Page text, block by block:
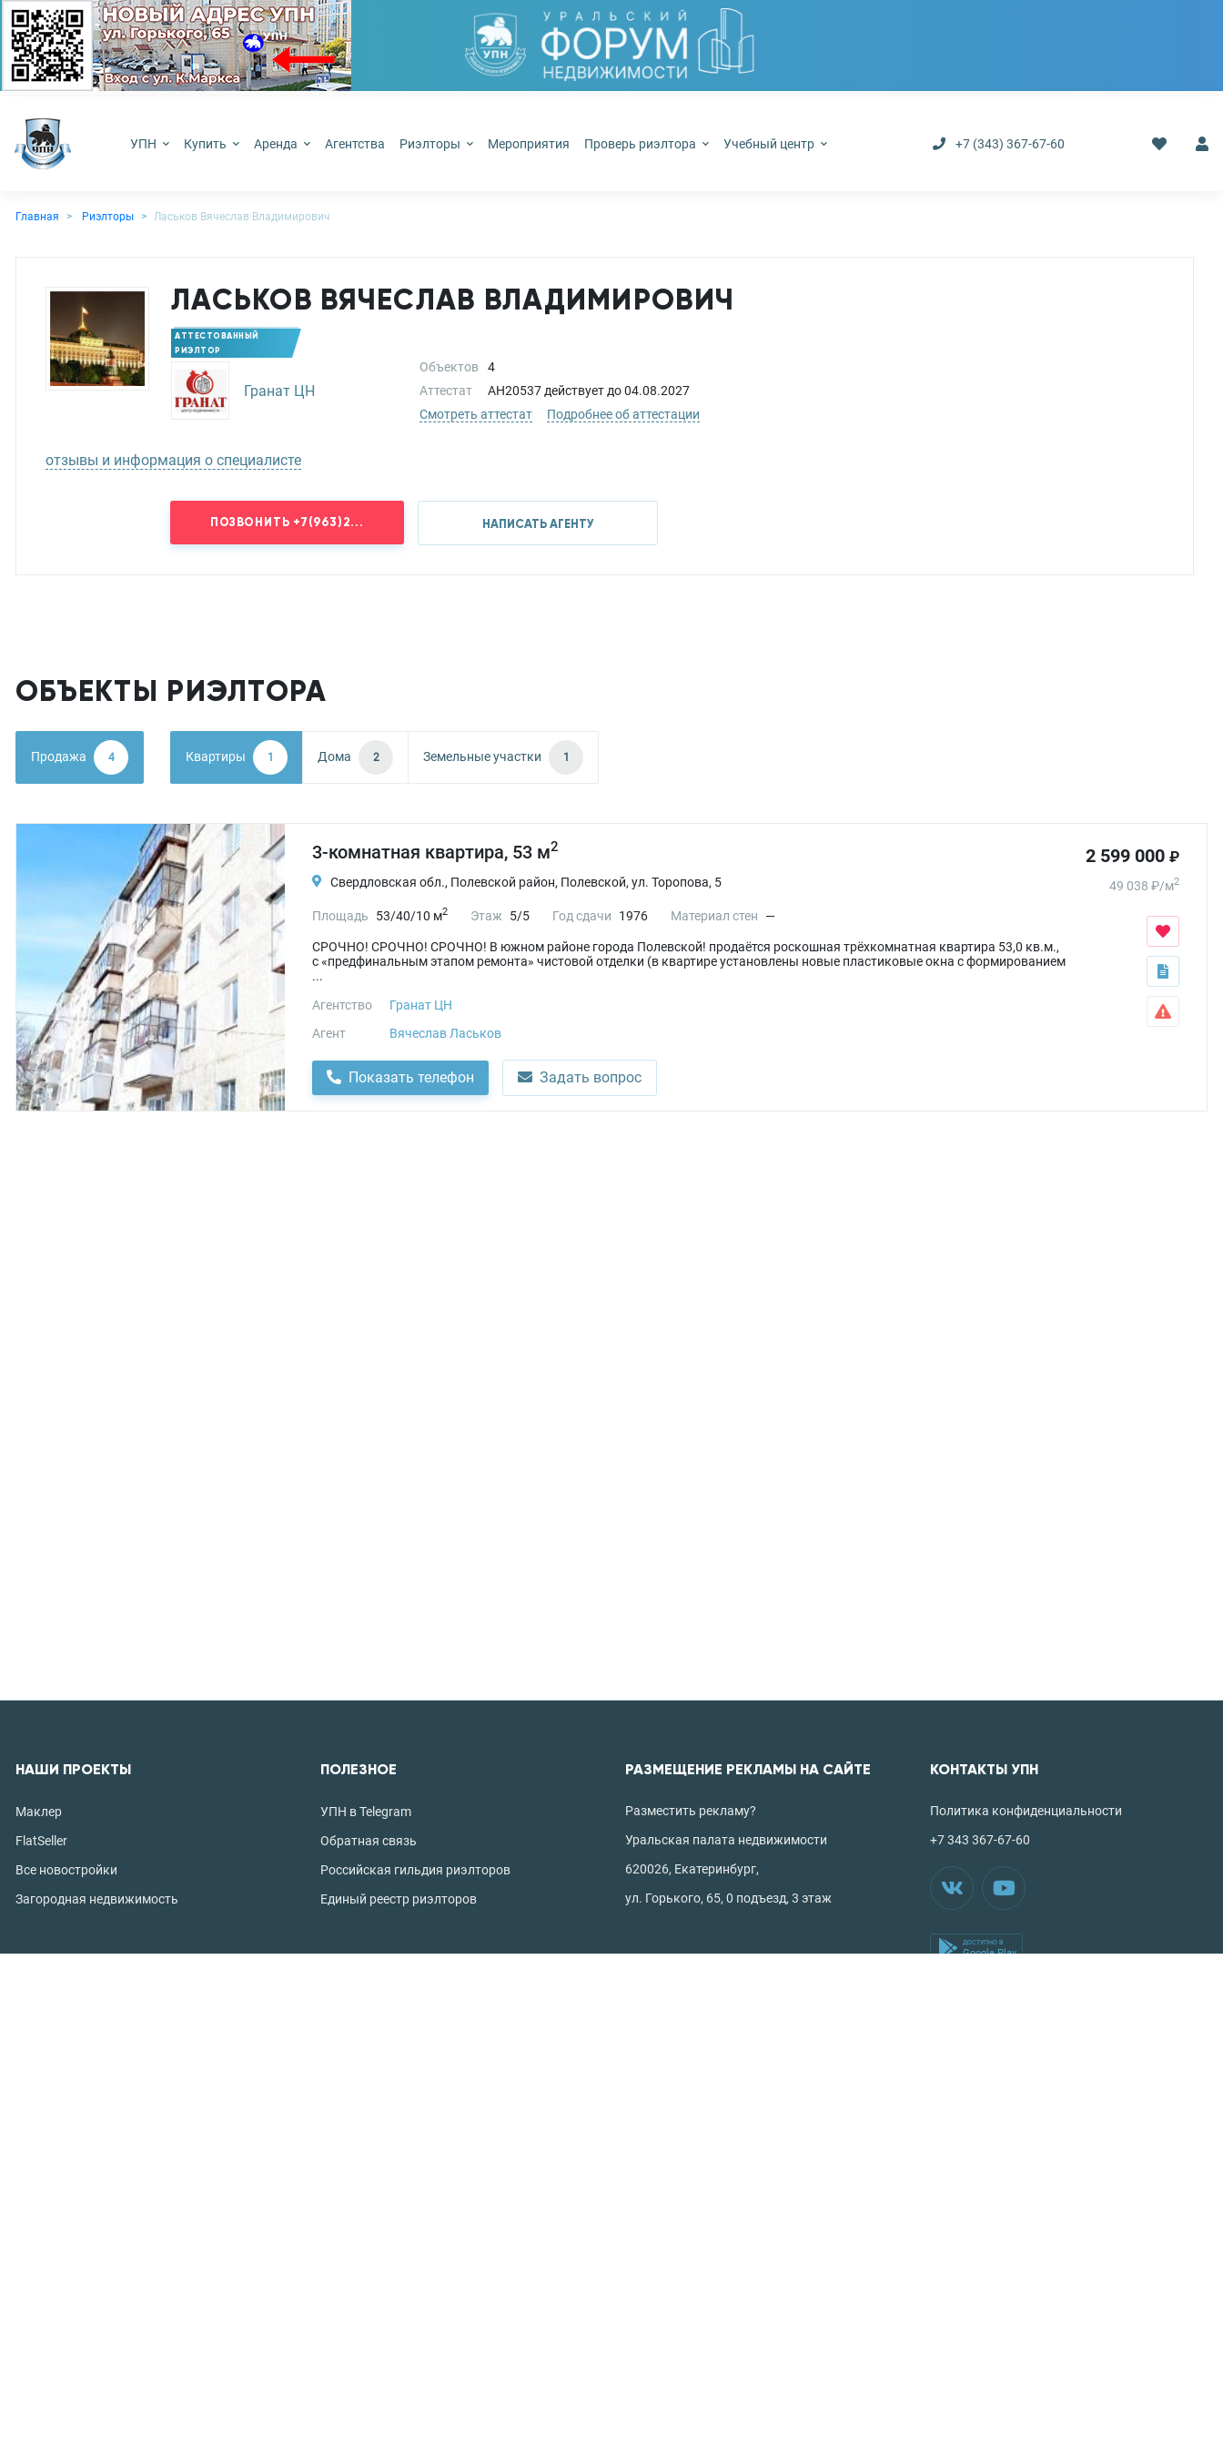
УПН Купить Аренда Агентства Риэлторы Мероприятия Проверь риэлтора Учебный центр +7 (343) 367-67-60
Главная Риэлторы Ласьков Вячеслав Владимирович
ЛАСЬКОВ ВЯЧЕСЛАВ ВЛАДИМИРОВИЧ
АТТЕСТОВАННЫЙ
РИЭЛТОР
Гранат ЦН
Объектов
4
Аттестат
АН20537 действует до04.08.2027
Смотреть аттестат
Подробнее об аттестации
отзывы и информация о специалисте
ПОЗВОНИТЬ +7(963)2... НАПИСАТЬ АГЕНТУ
ОБЪЕКТЫ РИЭЛТОРА
Продажа 4 Квартиры 1 Дома 2 Земельные участки 1
3-комнатная квартира, 53 м2
Свердловская обл., Полевской район, Полевской, ул. Торопова, 5
Площадь 53/40/10 м2 Этаж 5/5 Год сдачи 1976 Материал стен —
СРОЧНО! СРОЧНО! СРОЧНО! В южном районе города Полевской! продаётся роскошная трёхкомнатная квартира 53,0 кв.м.,
с «предфинальным этапом ремонта» чистовой отделки (в квартире установлены новые пластиковые окна с формированием
...
Агентство
Гранат ЦН
Агент
Вячеслав Ласьков
Показать телефон Задать вопрос
2 599 000 ₽
49 038 ₽/м2
НАШИ ПРОЕКТЫ
Маклер
FlatSeller
Все новостройки
Загородная недвижимость
ПОЛЕЗНОЕ
УПН в Telegram
Обратная связь
Российская гильдия риэлторов
Единый реестр риэлторов
РАЗМЕЩЕНИЕ РЕКЛАМЫ НА САЙТЕ
Разместить рекламу?
Уральская палата недвижимости
620026, Екатеринбург,
ул. Горького, 65, 0 подъезд, 3 этаж
КОНТАКТЫ УПН
Политика конфиденциальности
+7 343 367-67-60
ДОСТУПНО В
Google Play